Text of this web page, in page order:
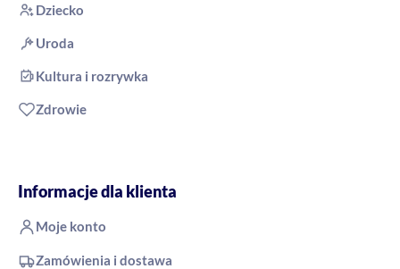
Dziecko
Uroda
Kultura i rozrywka
Zdrowie
Informacje dla klienta
Moje konto
Zamówienia i dostawa